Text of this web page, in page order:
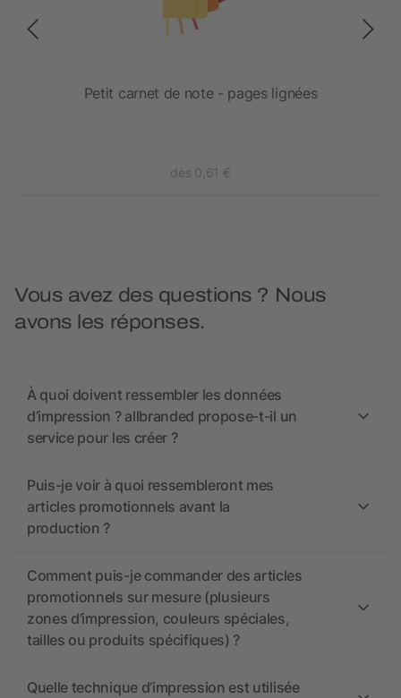
Petit carnet de note - pages lignées
dès 0,61 €
Vous avez des questions ? Nous
avons les réponses.
À quoi doivent ressembler les données
d’impression ? allbranded propose-t-il un
service pour les créer ?
Puis-je voir à quoi ressembleront mes
articles promotionnels avant la
production ?
Comment puis-je commander des articles
promotionnels sur mesure (plusieurs
zones d’impression, couleurs spéciales,
tailles ou produits spécifiques) ?
Quelle technique d’impression est utilisée